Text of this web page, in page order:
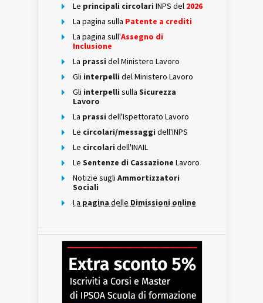
Le principali circolari INPS del 2026
La pagina sulla Patente a crediti
La pagina sull'Assegno di
Inclusione
La prassi del Ministero Lavoro
Gli interpelli del Ministero Lavoro
Gli interpelli sulla Sicurezza
Lavoro
La prassi dell'Ispettorato Lavoro
Le circolari/messaggi dell'INPS
Le circolari dell'INAIL
Le Sentenze di Cassazione Lavoro
Notizie sugli Ammortizzatori
Sociali
La pagina delle Dimissioni online